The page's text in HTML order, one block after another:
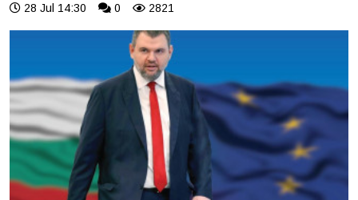
28 Jul 14:30 0 2821